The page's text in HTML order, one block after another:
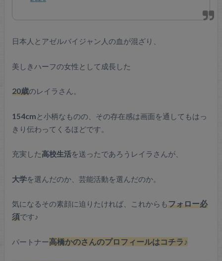
日本人とアゼルバイジャン人の血が混ざり、
美しきハーフの女性として成長した
20歳のレイラさん。
154cmと小柄なものの、その存在感は画面を通してもはっ
きり伝わってくるほどです。
充実した高校生活を送ったであろうレイラさんが、
大学を選んだのか、芸能活動を選んだのか。
気になるその素顔に迫りたければ、これからもフォロー必
須です♪
パートナー高橋かのさんのプロフィールはコチラ♪